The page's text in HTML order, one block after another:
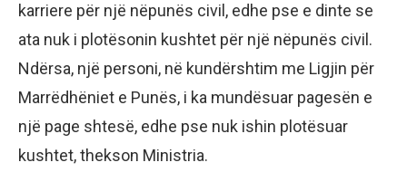
karriere për një nëpunës civil, edhe pse e dinte se
ata nuk i plotësonin kushtet për një nëpunës civil.
Ndërsa, një personi, në kundërshtim me Ligjin për
Marrëdhëniet e Punës, i ka mundësuar pagesën e
një page shtesë, edhe pse nuk ishin plotësuar
kushtet, thekson Ministria.